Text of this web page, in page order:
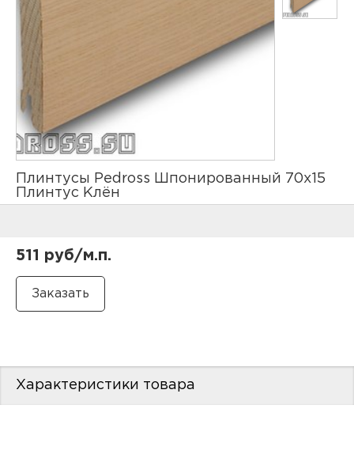
Плинтусы Pedross Шпонированный 70х15
Плинтус Клён
511 руб/м.п.
Характеристики товара